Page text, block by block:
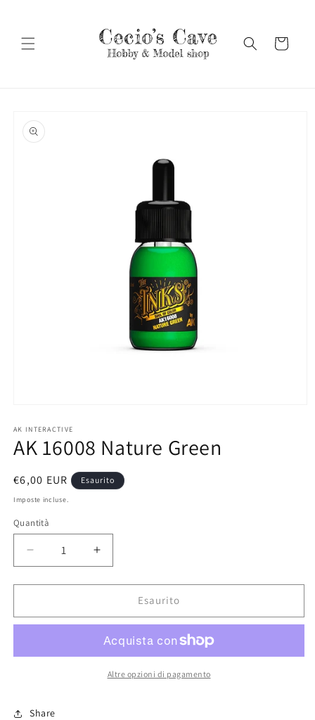
Carrello
informazioni
sul prodotto
multimediali
1
in
AK INTERACTIVE
AK 16008 Nature Green
Prezzo
di
€6,00 EUR Esaurito
Imposte incluse.
Quantità
Diminuisci
quantità
per
16008
Aumenta
quantità
per
16008
Green
Esaurito
Altre opzioni di pagamento
Share